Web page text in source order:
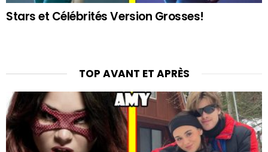
Stars et Célébrités Version Grosses!
TOP AVANT ET APRÈS